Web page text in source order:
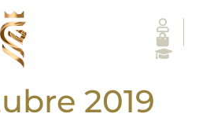
2019